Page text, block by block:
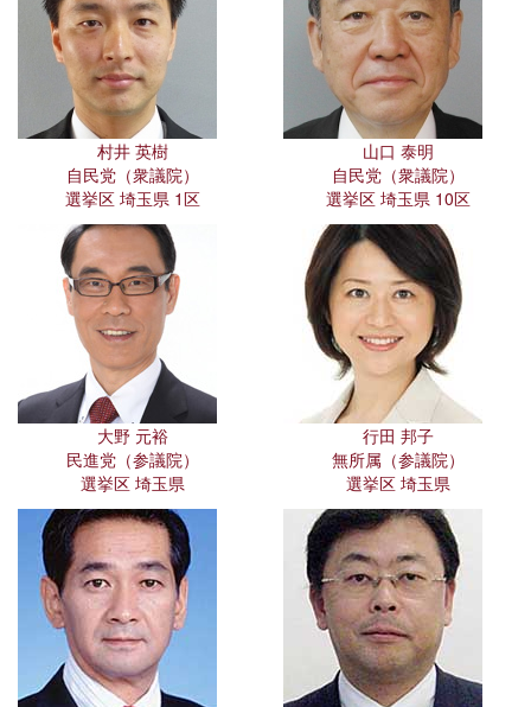
村井 英樹
自民党（衆議院）
選挙区 埼玉県 1区
山口 泰明
自民党（衆議院）
選挙区 埼玉県 10区
大野 元裕
民進党（参議院）
選挙区 埼玉県
行田 邦子
無所属（参議院）
選挙区 埼玉県